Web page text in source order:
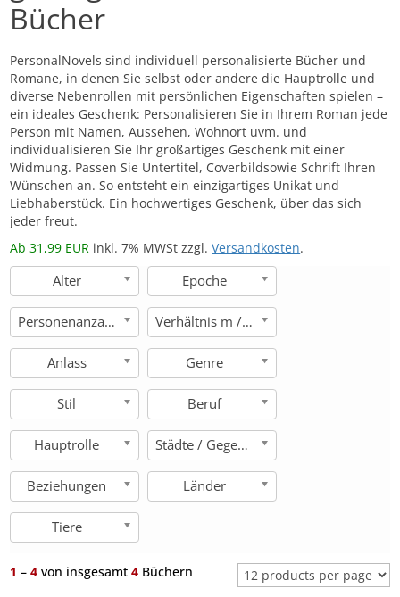
Bücher
PersonalNovels sind individuell personalisierte Bücher und
Romane, in denen Sie selbst oder andere die Hauptrolle und
diverse Nebenrollen mit persönlichen Eigenschaften spielen –
ein ideales Geschenk: Personalisieren Sie in Ihrem Roman jede
Person mit Namen, Aussehen, Wohnort uvm. und
individualisieren Sie Ihr großartiges Geschenk mit einer
Widmung. Passen Sie Untertitel, Coverbildsowie Schrift Ihren
Wünschen an. So entsteht ein einzigartiges Unikat und
Liebhaberstück. Ein hochwertiges Geschenk, über das sich
jeder freut.
Ab 31,99 EUR inkl. 7% MWSt zzgl.Versandkosten.
Alter Epoche
Personenanzahl Verhältnis m / w
Anlass Genre
Stil Beruf
Hauptrolle Städte / Gegenden
Beziehungen Länder
Tiere
1 –4 von insgesamt4 Büchern